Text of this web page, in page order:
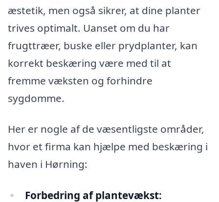
æstetik, men også sikrer, at dine planter
trives optimalt. Uanset om du har
frugttræer, buske eller prydplanter, kan
korrekt beskæring være med til at
fremme væksten og forhindre
sygdomme.
Her er nogle af de væsentligste områder,
hvor et firma kan hjælpe med beskæring i
haven i Hørning:
Forbedring af plantevækst: